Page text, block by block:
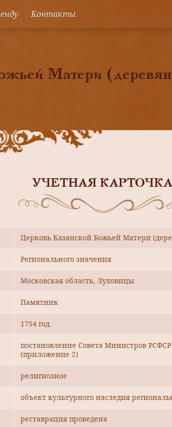
Контакты
Матери
УЧЕТНАЯ КАРТОЧКА
Церковь Казанской Божьей Матери
Регионального значения
Московская область, Луховицы
Памятник
1754 год
постановление Совета Министров
(приложение 2)
религиозное
объект культурного наследия
реставрация проведена